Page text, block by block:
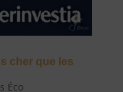
cher que les
Éco